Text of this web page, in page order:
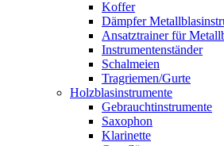
Koffer
Dämpfer
Ansatztrainer für
Instrumentenständer
Schalmeien
Tragriemen/Gurte
Holzblasinstrumente
Gebrauchtinstrumente
Saxophon
Klarinette